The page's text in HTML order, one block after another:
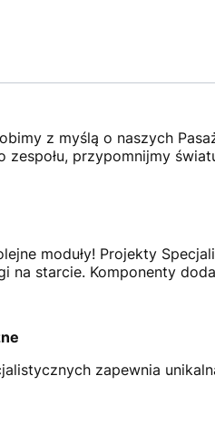
z myślą o naszych
zespołu, przypomnijmy
moduły! Projekty
na starcie. Komponenty
zapewnia